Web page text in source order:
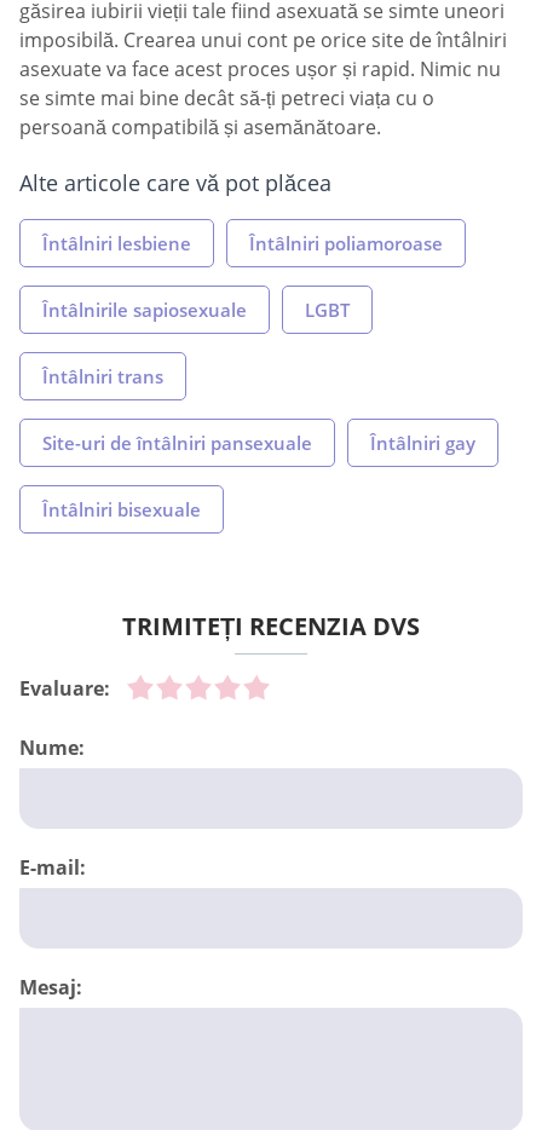
găsirea iubirii vieții tale fiind asexuată se simte uneori
imposibilă. Crearea unui cont pe orice site de întâlniri
asexuate va face acest proces ușor și rapid. Nimic nu
se simte mai bine decât să-ți petreci viața cu o
persoană compatibilă și asemănătoare.
Alte articole care vă pot plăcea
Întâlniri lesbiene Întâlniri poliamoroase
Întâlnirile sapiosexuale LGBT
Întâlniri trans
Site-uri de întâlniri pansexuale Întâlniri gay
Întâlniri bisexuale
TRIMITEȚI RECENZIA DVS
Evaluare:
Nume:
E-mail:
Mesaj: